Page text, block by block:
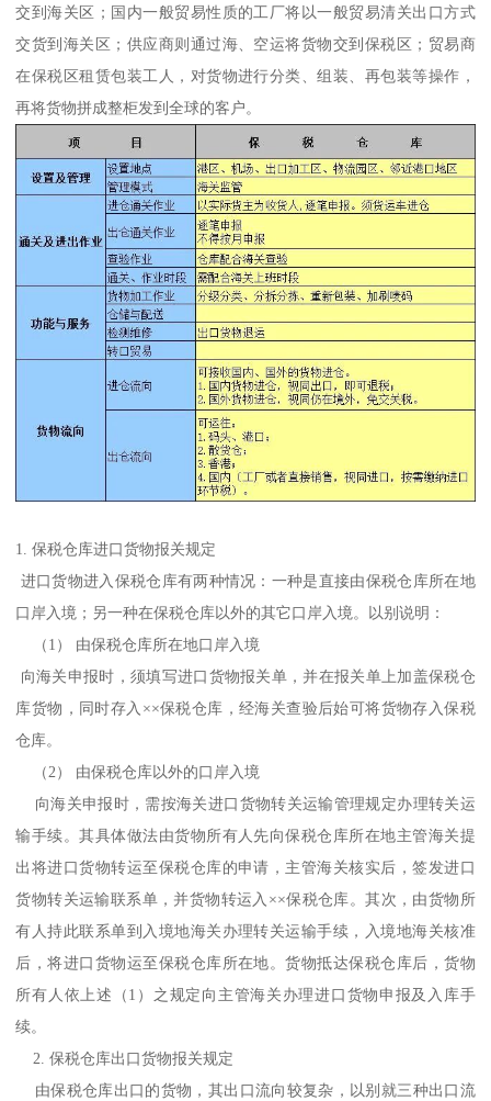
交到海关区；国内一般贸易性质的工厂将以一般贸易清关出口方式
交货到海关区；供应商则通过海、空运将货物交到保税区；贸易商
在保税区租赁包装工人，对货物进行分类、组装、再包装等操作，
再将货物拼成整柜发到全球的客户。
1. 保税仓库进口货物报关规定
进口货物进入保税仓库有两种情况：一种是直接由保税仓库所在地
口岸入境；另一种在保税仓库以外的其它口岸入境。以别说明：
（1） 由保税仓库所在地口岸入境
向海关申报时，须填写进口货物报关单，并在报关单上加盖保税仓
库货物，同时存入××保税仓库，经海关查验后始可将货物存入保税
仓库。
（2） 由保税仓库以外的口岸入境
向海关申报时，需按海关进口货物转关运输管理规定办理转关运
输手续。其具体做法由货物所有人先向保税仓库所在地主管海关提
出将进口货物转运至保税仓库的申请，主管海关核实后，签发进口
货物转关运输联系单，并货物转运入××保税仓库。其次，由货物所
有人持此联系单到入境地海关办理转关运输手续，入境地海关核准
后，将进口货物运至保税仓库所在地。货物抵达保税仓库后，货物
所有人依上述（1）之规定向主管海关办理进口货物申报及入库手
续。
2. 保税仓库出口货物报关规定
由保税仓库出口的货物，其出口流向较复杂，以别就三种出口流